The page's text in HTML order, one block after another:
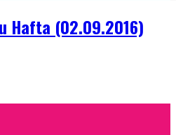
Hafta (02.09.2016)